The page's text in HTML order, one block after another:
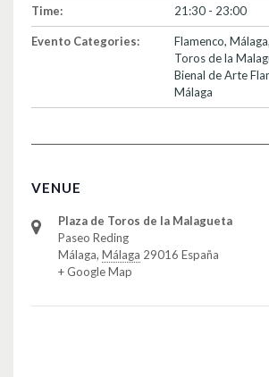
Time: 21:30 - 23:00
Evento Categories: Flamenco, Málaga,
Toros de la
Bienal de Arte
Málaga
VENUE
Plaza de Toros de la Malagueta
Paseo Reding
Málaga, Málaga 29016 España
+ Google Map